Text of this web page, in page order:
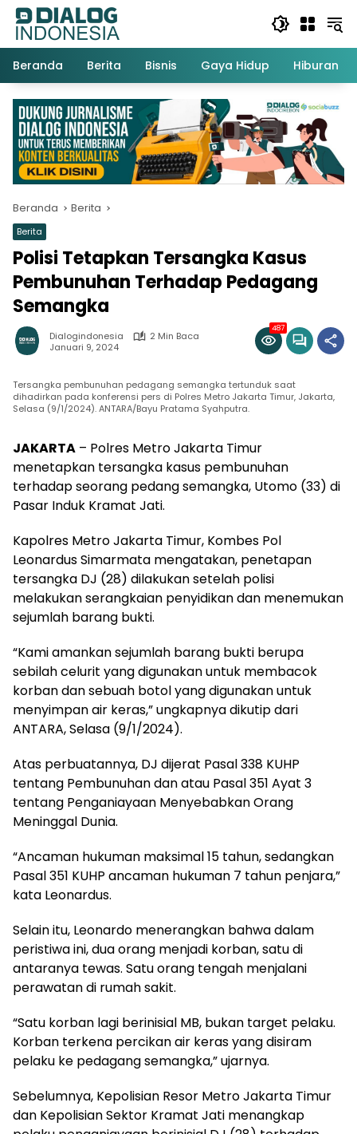
Langsung
konten
Beranda
Berita Bisnis Gaya Hidup Hiburan
Beranda Berita
Berita
Polisi Tetapkan Tersangka Kasus
Pembunuhan Terhadap Pedagang
Semangka
Dialogindonesia
2 Min Baca
Januari 9, 2024
487
Tersangka pembunuhan pedagang semangka tertunduk saat
dihadirkan pada konferensi pers di Polres Metro Jakarta Timur, Jakarta,
Selasa (9/1/2024). ANTARA/Bayu Pratama Syahputra.
JAKARTA – Polres Metro Jakarta Timur
menetapkan tersangka kasus pembunuhan
terhadap seorang pedang semangka, Utomo (33) di
Pasar Induk Kramat Jati.
Kapolres Metro Jakarta Timur, Kombes Pol
Leonardus Simarmata mengatakan, penetapan
tersangka DJ (28) dilakukan setelah polisi
melakukan serangkaian penyidikan dan menemukan
sejumlah barang bukti.
“Kami amankan sejumlah barang bukti berupa
sebilah celurit yang digunakan untuk membacok
korban dan sebuah botol yang digunakan untuk
menyimpan air keras,” ungkapnya dikutip dari
ANTARA, Selasa (9/1/2024).
Atas perbuatannya, DJ dijerat Pasal 338 KUHP
tentang Pembunuhan dan atau Pasal 351 Ayat 3
tentang Penganiayaan Menyebabkan Orang
Meninggal Dunia.
“Ancaman hukuman maksimal 15 tahun, sedangkan
Pasal 351 KUHP ancaman hukuman 7 tahun penjara,”
kata Leonardus.
Selain itu, Leonardo menerangkan bahwa dalam
peristiwa ini, dua orang menjadi korban, satu di
antaranya tewas. Satu orang tengah menjalani
perawatan di rumah sakit.
“Satu korban lagi berinisial MB, bukan target pelaku.
Korban terkena percikan air keras yang disiram
pelaku ke pedagang semangka,” ujarnya.
Sebelumnya, Kepolisian Resor Metro Jakarta Timur
dan Kepolisian Sektor Kramat Jati menangkap